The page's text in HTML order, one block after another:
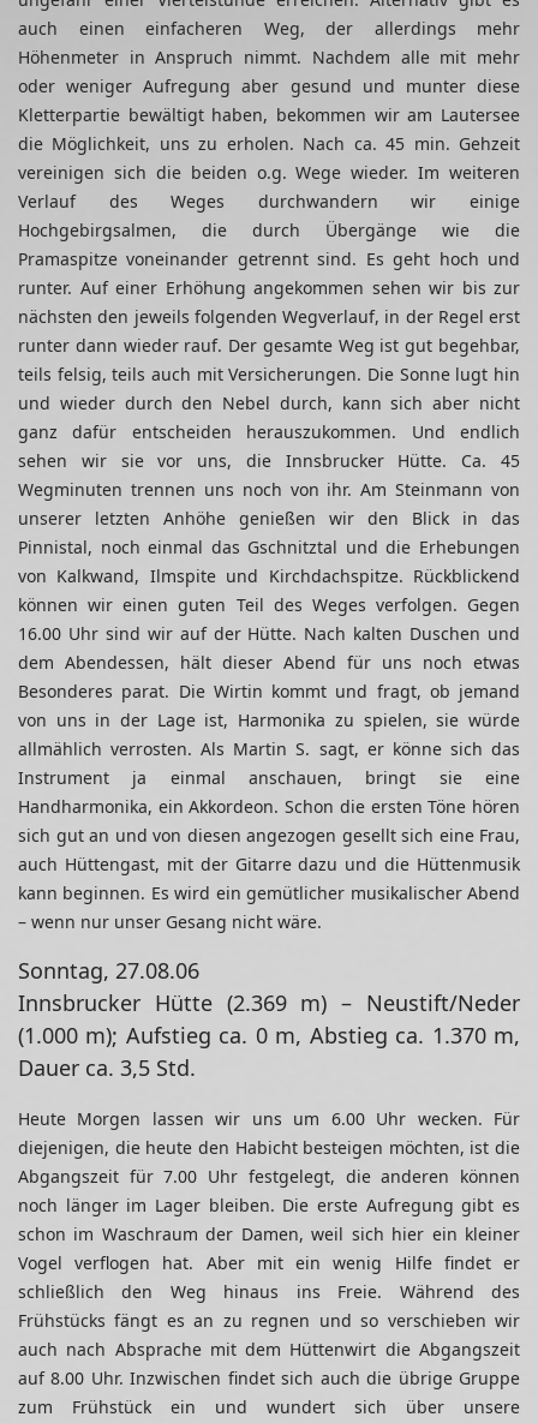
auch einen einfacheren Weg, der allerdings mehr
Höhenmeter in Anspruch nimmt. Nachdem alle mit mehr
oder weniger Aufregung aber gesund und munter diese
Kletterpartie bewältigt haben, bekommen wir am Lautersee
die Möglichkeit, uns zu erholen. Nach ca. 45 min. Gehzeit
vereinigen sich die beiden o.g. Wege wieder. Im weiteren
Verlauf des Weges durchwandern wir einige
Hochgebirgsalmen, die durch Übergänge wie die
Pramaspitze voneinander getrennt sind. Es geht hoch und
runter. Auf einer Erhöhung angekommen sehen wir bis zur
nächsten den jeweils folgenden Wegverlauf, in der Regel erst
runter dann wieder rauf. Der gesamte Weg ist gut begehbar,
teils felsig, teils auch mit Versicherungen. Die Sonne lugt hin
und wieder durch den Nebel durch, kann sich aber nicht
ganz dafür entscheiden herauszukommen. Und endlich
sehen wir sie vor uns, die Innsbrucker Hütte. Ca. 45
Wegminuten trennen uns noch von ihr. Am Steinmann von
unserer letzten Anhöhe genießen wir den Blick in das
Pinnistal, noch einmal das Gschnitztal und die Erhebungen
von Kalkwand, Ilmspite und Kirchdachspitze. Rückblickend
können wir einen guten Teil des Weges verfolgen. Gegen
16.00 Uhr sind wir auf der Hütte. Nach kalten Duschen und
dem Abendessen, hält dieser Abend für uns noch etwas
Besonderes parat. Die Wirtin kommt und fragt, ob jemand
von uns in der Lage ist, Harmonika zu spielen, sie würde
allmählich verrosten. Als Martin S. sagt, er könne sich das
Instrument ja einmal anschauen, bringt sie eine
Handharmonika, ein Akkordeon. Schon die ersten Töne hören
sich gut an und von diesen angezogen gesellt sich eine Frau,
auch Hüttengast, mit der Gitarre dazu und die Hüttenmusik
kann beginnen. Es wird ein gemütlicher musikalischer Abend
– wenn nur unser Gesang nicht wäre.
Sonntag, 27.08.06
Innsbrucker Hütte (2.369 m) – Neustift/Neder
(1.000 m); Aufstieg ca. 0 m, Abstieg ca. 1.370 m,
Dauer ca. 3,5 Std.
Heute Morgen lassen wir uns um 6.00 Uhr wecken. Für
diejenigen, die heute den Habicht besteigen möchten, ist die
Abgangszeit für 7.00 Uhr festgelegt, die anderen können
noch länger im Lager bleiben. Die erste Aufregung gibt es
schon im Waschraum der Damen, weil sich hier ein kleiner
Vogel verflogen hat. Aber mit ein wenig Hilfe findet er
schließlich den Weg hinaus ins Freie. Während des
Frühstücks fängt es an zu regnen und so verschieben wir
auch nach Absprache mit dem Hüttenwirt die Abgangszeit
auf 8.00 Uhr. Inzwischen findet sich auch die übrige Gruppe
zum Frühstück ein und wundert sich über unsere